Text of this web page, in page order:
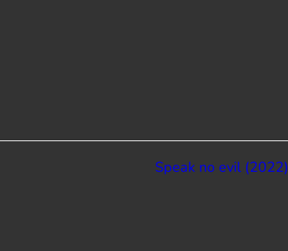
Speak no evil (2022)